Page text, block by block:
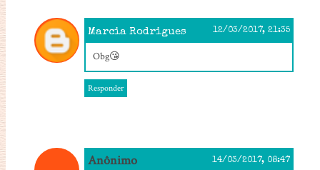
Marcia Rodrigues 12/03/2017, 21:35
Obg😘
Responder
Anônimo 14/03/2017, 08:47